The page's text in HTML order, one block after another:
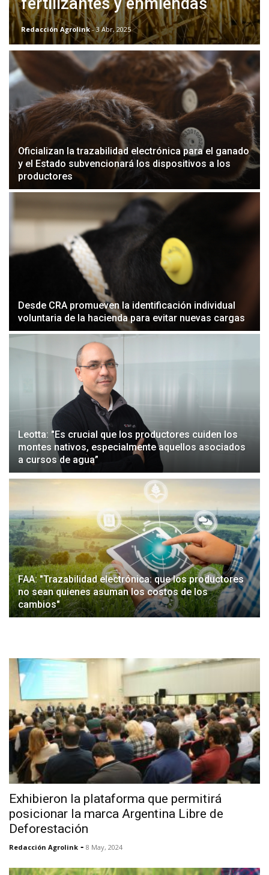
Redacción Agrolink - 3 Abr, 2025
Oficializan la trazabilidad electrónica para el ganado
y el Estado subvencionará los dispositivos a los
productores
Desde CRA promueven la identificación individual
voluntaria de la hacienda para evitar nuevas cargas
Leotta: "Es crucial que los productores cuiden los
montes nativos, especialmente aquellos asociados
a cursos de agua”
FAA: "Trazabilidad electrónica: que los productores
no sean quienes asuman los costos de los
cambios"
Exhibieron la plataforma que permitirá
posicionar la marca Argentina Libre de
Deforestación
Redacción Agrolink - 8 May, 2024